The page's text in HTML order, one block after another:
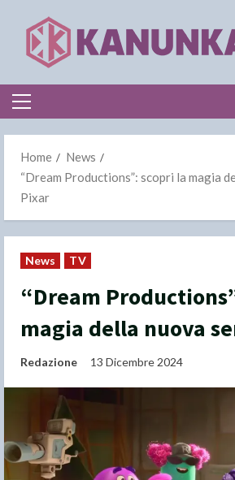
content
Primary
Home
News
“Dream Productions”: scopri la magia
Pixar
News TV
“Dream
magia della nuova
Redazione 13 Dicembre 2024